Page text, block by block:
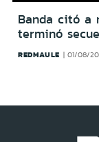
Banda citó a
terminó
REDMAULE 01/08/